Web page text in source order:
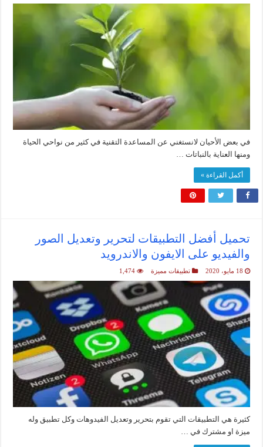
في بعض الأحيان لانستغني عن المساعدة التقنية في كثير من نواحي الحياة
ومنها العناية بالنباتات …
أكمل القراءة »
تحميل أفضل التطبيقات لتحرير وتعديل الصور
والفيديو على الايفون والاندرويد
18 مايو، 2020 تطبيقات مميزة 1,474
كثيرة هي التطبيقات التي تقوم بتحرير وتعديل الفيدوهات وكل تطبيق وله
ميزة او مشترك في …